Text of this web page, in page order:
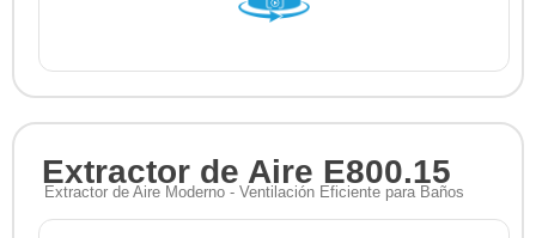
Extractor de Aire E800.15
Extractor de Aire Moderno - Ventilación Eficiente para Baños